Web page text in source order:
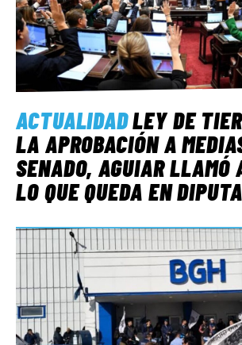
ACTUALIDADLEY DE
LA APROBACIÓN A
SENADO, AGUIAR LLAMÓ
LO QUE QUEDA EN